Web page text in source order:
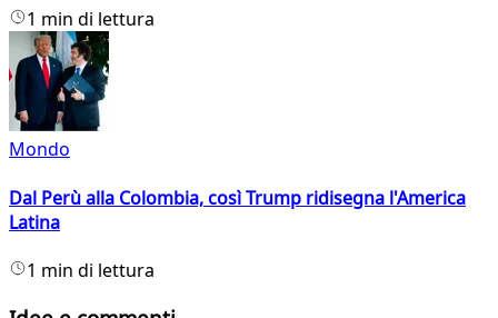
1 min di lettura
Mondo
Dal Perù alla Colombia, così Trump ridisegna l'America
Latina
1 min di lettura